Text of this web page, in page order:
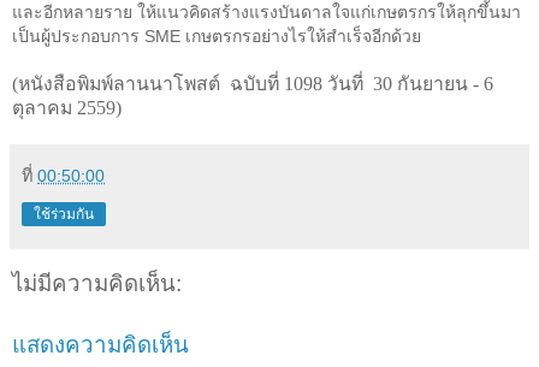
และอีกหลายราย ให้แนวคิดสร้างแรงบันดาลใจแก่เกษตรกรให้ลุกขึ้นมา
เป็นผู้ประกอบการ SME เกษตรกรอย่างไรให้สำเร็จอีกด้วย
(หนังสือพิมพ์ลานนาโพสต์ ฉบับที่ 1098 วันที่ 30 กันยายน - 6
ตุลาคม 2559)
ที่ 00:50:00
ใช้ร่วมกัน
ไม่มีความคิดเห็น:
แสดงความคิดเห็น